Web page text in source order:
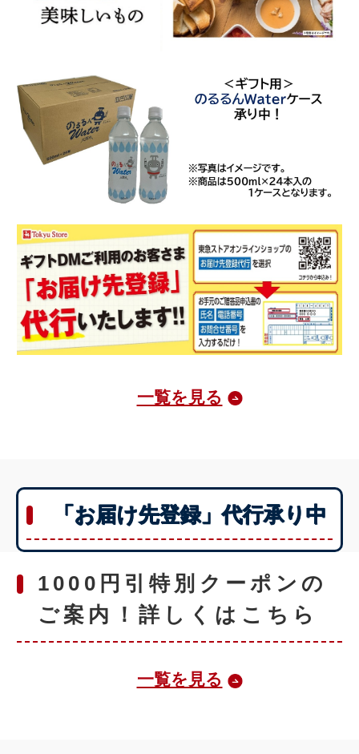
一覧を見る
「お届け先登録」代行承り中
1000円引特別クーポンの
ご案内！詳しくはこちら
一覧を見る